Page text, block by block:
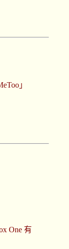
」
One 有